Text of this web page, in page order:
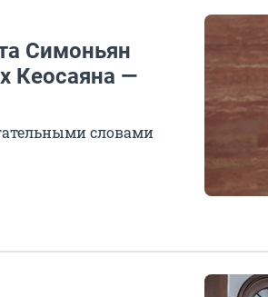
Симоньян
Кеосаяна —
словами